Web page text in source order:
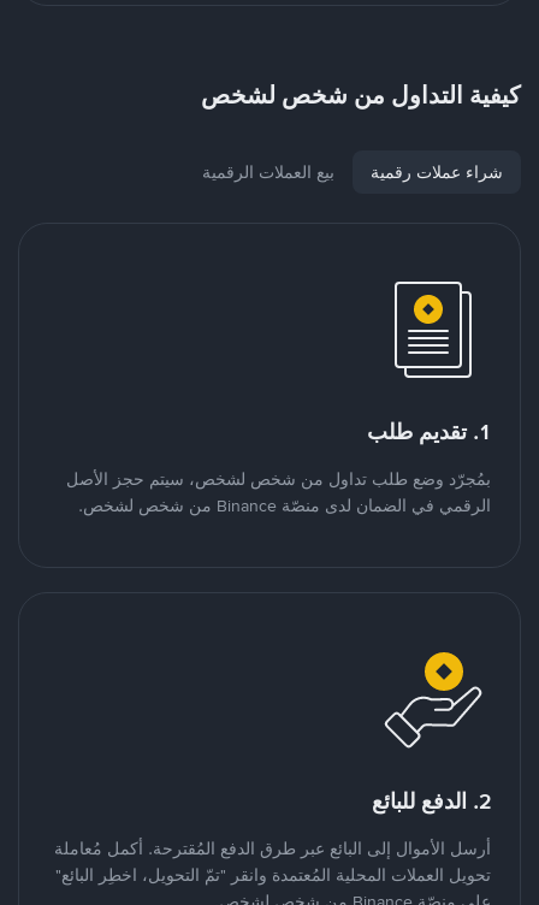
كيفية التداول من شخص لشخص
شراء عملات رقمية بيع العملات الرقمية
1. تقديم طلب
بمُجرّد وضع طلب تداول من شخص لشخص، سيتم حجز الأصل
الرقمي في الضمان لدى منصّة Binance من شخص لشخص.
2. الدفع للبائع
أرسل الأموال إلى البائع عبر طرق الدفع المُقترحة. أكمل مُعاملة
تحويل العملات المحلية المُعتمدة وانقر "تمّ التحويل، اخطِر البائع"